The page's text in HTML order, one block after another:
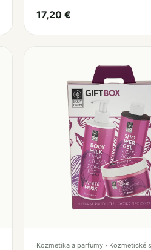
17,20 €
Kozmetika a parfumy › Kozmetické